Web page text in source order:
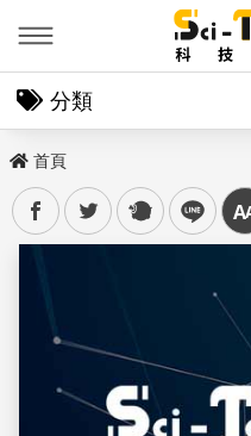
分類
首頁
facebooktwitter plurk line